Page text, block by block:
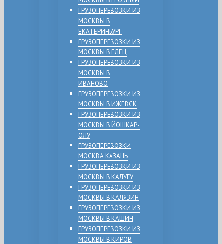
ГРУЗОПЕРЕВОЗКИ ИЗ
МОСКВЫ В
ЕКАТЕРИНБУРГ
ГРУЗОПЕРЕВОЗКИ ИЗ
МОСКВЫ В ЕЛЕЦ
ГРУЗОПЕРЕВОЗКИ ИЗ
МОСКВЫ В
ИВАНОВО
ГРУЗОПЕРЕВОЗКИ ИЗ
МОСКВЫ В ИЖЕВСК
ГРУЗОПЕРЕВОЗКИ ИЗ
МОСКВЫ В ЙОШКАР-
ОЛУ
ГРУЗОПЕРЕВОЗКИ
МОСКВА КАЗАНЬ
ГРУЗОПЕРЕВОЗКИ ИЗ
МОСКВЫ В КАЛУГУ
ГРУЗОПЕРЕВОЗКИ ИЗ
МОСКВЫ В КАЛЯЗИН
ГРУЗОПЕРЕВОЗКИ ИЗ
МОСКВЫ В КАШИН
ГРУЗОПЕРЕВОЗКИ ИЗ
МОСКВЫ В КИРОВ